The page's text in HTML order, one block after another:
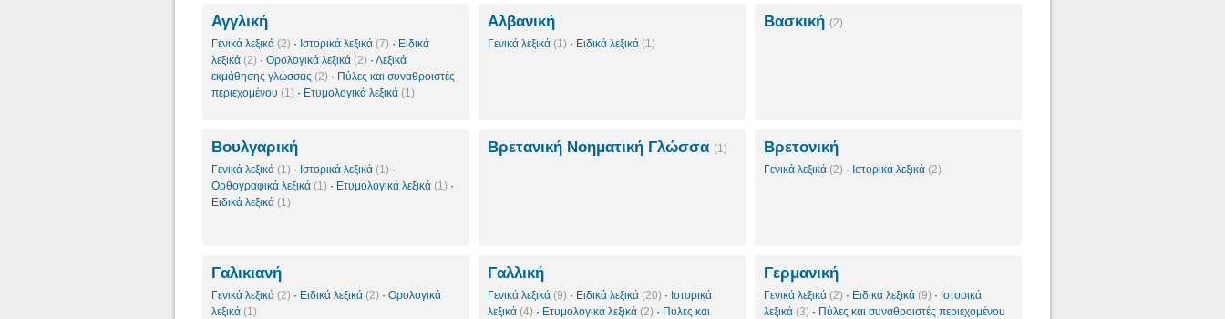
Αγγλική
Γενικά λεξικά (2) · Ιστορικά λεξικά (7) · Ειδικά
λεξικά (2) · Ορολογικά λεξικά (2) · Λεξικά
εκμάθησης γλώσσας (2) · Πύλες και συναθροιστές
περιεχομένου (1) · Ετυμολογικά λεξικά (1)
Αλβανική
Γενικά λεξικά (1) · Ειδικά λεξικά (1)
Βασκική (2)
Βουλγαρική
Γενικά λεξικά (1) · Ιστορικά λεξικά (1) ·
Ορθογραφικά λεξικά (1) · Ετυμολογικά λεξικά (1) ·
Ειδικά λεξικά (1)
Βρετανική Νοηματική Γλώσσα (1) Βρετονική
Γενικά λεξικά (2) · Ιστορικά λεξικά (2)
Γαλικιανή
Γενικά λεξικά (2) · Ειδικά λεξικά (2) · Ορολογικά
λεξικά (1)
Γαλλική
Γενικά λεξικά (9) · Ειδικά λεξικά (20) · Ιστορικά
λεξικά (4) · Ετυμολογικά λεξικά (2) · Πύλες και
Γερμανική
Γενικά λεξικά (2) · Ειδικά λεξικά (9) · Ιστορικά
λεξικά (3) · Πύλες και συναθροιστές περιεχομένου